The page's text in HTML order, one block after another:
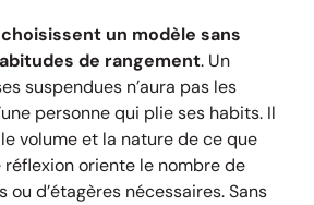
choisissent un modèle sans
de rangement. Un
suspendues n’aura pas les
personne qui plie ses habits. Il
volume et la nature de ce que
réflexion oriente le nombre de
d’étagères nécessaires. Sans